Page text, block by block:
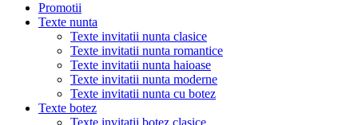
Promotii
Texte nunta
Texte invitatii nunta clasice
Texte invitatii nunta romantice
Texte invitatii nunta haioase
Texte invitatii nunta moderne
Texte invitatii nunta cu botez
Texte botez
Texte invitatii botez clasice